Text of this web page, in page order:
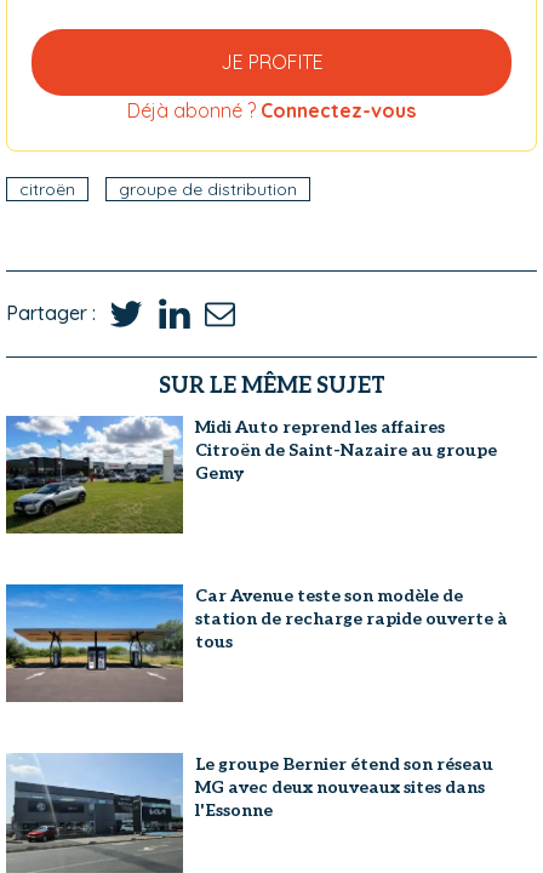
JE PROFITE
Déjà abonné ? Connectez-vous
citroën groupe de distribution
Partager :
SUR LE MÊME SUJET
Midi Auto reprend les affaires
Citroën de Saint-Nazaire au groupe
Gemy
Car Avenue teste son modèle de
station de recharge rapide ouverte à
tous
Le groupe Bernier étend son réseau
MG avec deux nouveaux sites dans
l'Essonne